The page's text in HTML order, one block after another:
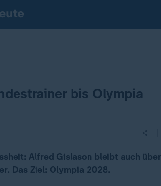
bis Olympia
Alfred Gislason bleibt auch über
Das Ziel: Olympia 2028.